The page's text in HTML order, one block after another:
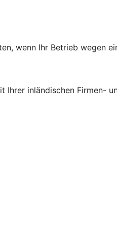
wenn Ihr Betrieb wegen
inländischen Firmen-